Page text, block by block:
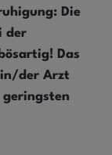
Die
der
Das
der Arzt